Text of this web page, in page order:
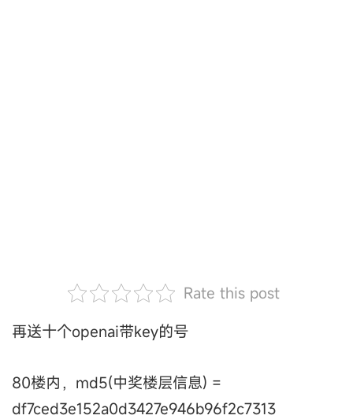
Rate this post
再送十个openai带key的号
80楼内，md5(中奖楼层信息) =
df7ced3e152a0d3427e946b96f2c7313